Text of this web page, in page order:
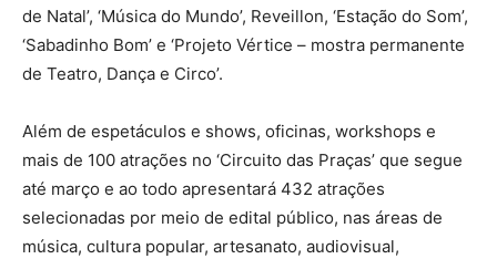
de Natal’, ‘Música do Mundo’, Reveillon, ‘Estação do Som’,
‘Sabadinho Bom’ e ‘Projeto Vértice – mostra permanente
de Teatro, Dança e Circo’.
Além de espetáculos e shows, oficinas, workshops e
mais de 100 atrações no ‘Circuito das Praças’ que segue
até março e ao todo apresentará 432 atrações
selecionadas por meio de edital público, nas áreas de
música, cultura popular, artesanato, audiovisual,